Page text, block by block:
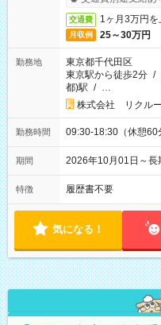
交通費 1ヶ月3万円
月収例 25～30万円
勤務地
東京都千代田区
東京駅から徒歩2分 /
都)駅 / …
株式会社 リクル
勤務時間 09:30-18:30（休憩60
期間 2026年10月01日～
特徴 履歴書不要
気になる！